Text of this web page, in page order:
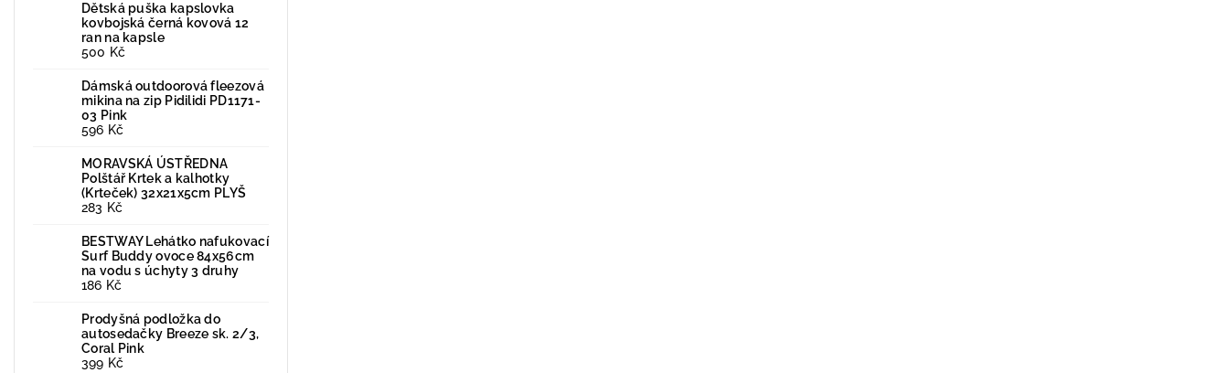
Dětská puška kapslovka
kovbojská černá kovová 12
ran na kapsle
500 Kč
Dámská outdoorová fleezová
mikina na zip Pidilidi PD1171-
03 Pink
596 Kč
MORAVSKÁ ÚSTŘEDNA
Polštář Krtek a kalhotky
(Krteček) 32x21x5cm PLYŠ
283 Kč
BESTWAY Lehátko nafukovací
Surf Buddy ovoce 84x56cm
na vodu s úchyty 3 druhy
186 Kč
Prodyšná podložka do
autosedačky Breeze sk. 2/3,
Coral Pink
399 Kč